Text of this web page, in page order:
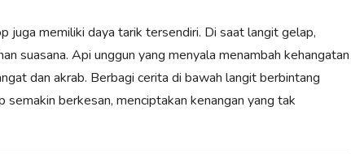
juga memiliki daya tarik tersendiri. Di saat langit gelap,
suasana. Api unggun yang menyala menambah kehangatan
dan akrab. Berbagi cerita di bawah langit berbintang
berkesan, menciptakan kenangan yang tak